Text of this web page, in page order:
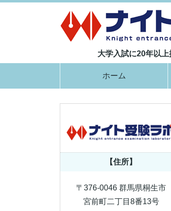
大学入試に20年以
ホーム
【住所】
〒376-0046 群馬県桐生市
宮前町二丁目8番13号